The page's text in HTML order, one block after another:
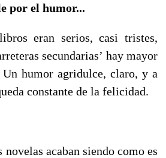
por el humor...
eran serios, casi tristes,
secundarias’ hay mayor
humor agridulce, claro, y a
constante de la felicidad.
novelas acaban siendo como es